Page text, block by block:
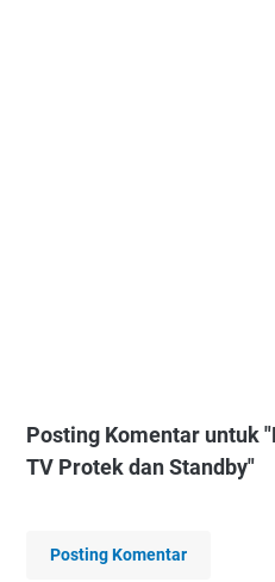
Posting Komentar untuk
TV Protek dan Standby"
Posting Komentar